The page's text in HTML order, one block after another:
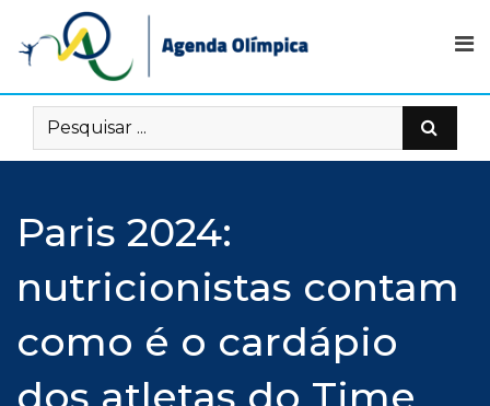
content
Paris 2024:
nutricionistas contam
como é o cardápio
dos atletas do Time